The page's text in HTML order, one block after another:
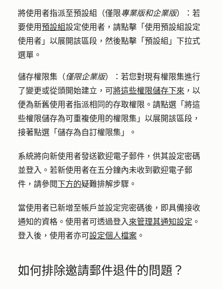
將使用者指派至預設組 （僅限專業版和企業版）：若
要使用預設組設定使用者，請點擊 「使用預設組設定
使用者 」以展開該區段，然後點擊「 預設組 」下拉式
選單。
儲存權限集 （ 僅限企業版）：若您對現有權限集進行
了變更或從頭開始建立，可 將這些權限儲存下來 ，以
便為新舊使用者指派相同的存取權限。請點選 「將這
些權限儲存為可重複使用的權限集」 以展開該區段，
接著點選 「儲存為自訂權限集 」。
系統將向新使用者發送歡迎電子郵件，供其設定密碼
並登入。若新使用者在五分鐘內未收到歡迎電子郵
件，請參閱 下方的疑難排解步驟。
當使用者已新增至帳戶並設定完密碼後，即具備接收
通知的資格。使用者可透過登入來管理其通知設定 。
登入後，使用者亦可 設定個人檔案 。
如何排除邀請郵件退件的問題？